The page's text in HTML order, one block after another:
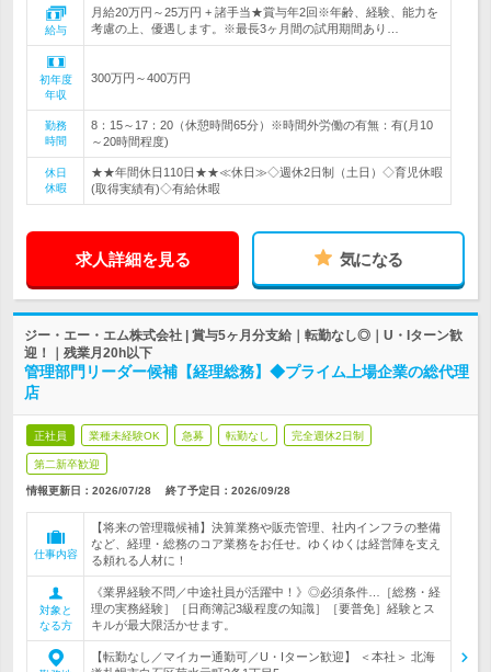
給与
月給20万円～25万円 + 諸手当★賞与年2回※年齢、経験、能力を
考慮の上、優遇します。※最長3ヶ月間の試用期間あり…
初年度
年収
300万円～400万円
勤務
時間
8：15～17：20（休憩時間65分）※時間外労働の有無：有(月10
～20時間程度)
休日
休暇
★★年間休日110日★★≪休日≫◇週休2日制（土日）◇育児休暇
(取得実績有)◇有給休暇
求人詳細を見る 気になる
ジー・エー・エム株式会社 | 賞与5ヶ月分支給｜転勤なし◎｜U・Iターン歓
迎！｜残業月20h以下
管理部門リーダー候補【経理総務】◆プライム上場企業の総代理
店
正社員 業種未経験OK 急募 転勤なし 完全週休2日制
第二新卒歓迎
情報更新日：2026/07/28 終了予定日： 2026/09/28
仕事内容
【将来の管理職候補】決算業務や販売管理、社内インフラの整備
など、経理・総務のコア業務をお任せ。ゆくゆくは経営陣を支え
る頼れる人材に！
対象と
なる方
《業界経験不問／中途社員が活躍中！》◎必須条件…［総務・経
理の実務経験］［日商簿記3級程度の知識］［要普免］経験とス
キルが最大限活かせます。
【転勤なし／マイカー通勤可／U・Iターン歓迎】 ＜本社＞ 北海